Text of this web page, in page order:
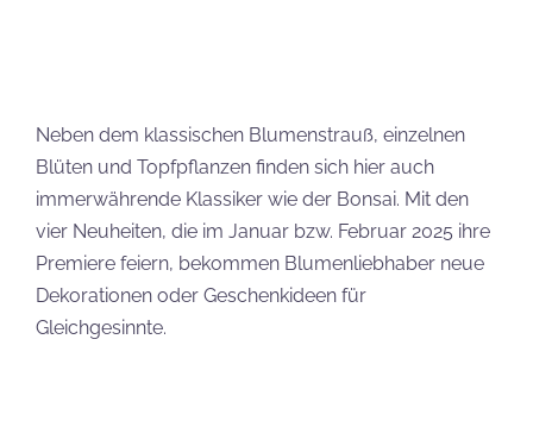
LEGO Botanical Sets bei unseren Partnern
kaufen(*):LEGO,Proshop